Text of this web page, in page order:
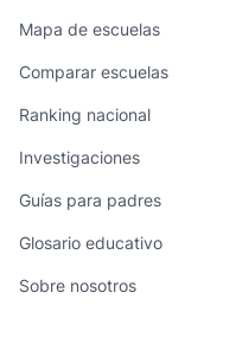
Mapa de escuelas
Comparar escuelas
Ranking nacional
Investigaciones
Guías para padres
Glosario educativo
Sobre nosotros